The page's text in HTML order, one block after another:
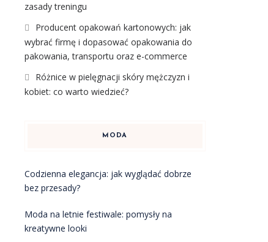
zasady treningu
Producent opakowań kartonowych: jak
wybrać firmę i dopasować opakowania do
pakowania, transportu oraz e-commerce
Różnice w pielęgnacji skóry mężczyzn i
kobiet: co warto wiedzieć?
MODA
Codzienna elegancja: jak wyglądać dobrze
bez przesady?
Moda na letnie festiwale: pomysły na
kreatywne looki